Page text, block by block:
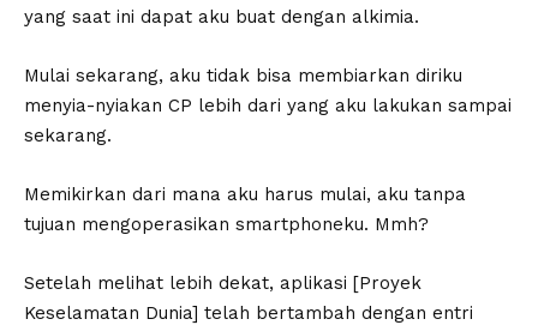
yang saat ini dapat aku buat dengan alkimia.
Mulai sekarang, aku tidak bisa membiarkan diriku
menyia-nyiakan CP lebih dari yang aku lakukan sampai
sekarang.
Memikirkan dari mana aku harus mulai, aku tanpa
tujuan mengoperasikan smartphoneku. Mmh?
Setelah melihat lebih dekat, aplikasi [Proyek
Keselamatan Dunia] telah bertambah dengan entri